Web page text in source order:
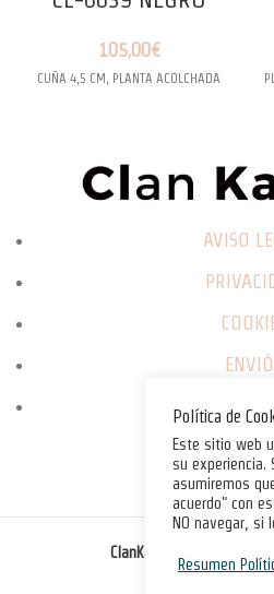
105,00€
CUÑA 4,5 CM, PLANTA ACOLCHADA
AVISO
CAMBIOS /
ClanKarachi.com .
Política de
Este sitio web
su experiencia.
asumiremos
acuerdo" con
NO navegar, si
Resumen